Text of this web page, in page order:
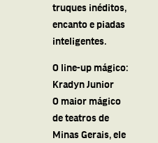
truques inéditos,
encanto e piadas
inteligentes.
O line-up mágico:
Kradyn Junior
O maior mágico
de teatros de
Minas Gerais, ele